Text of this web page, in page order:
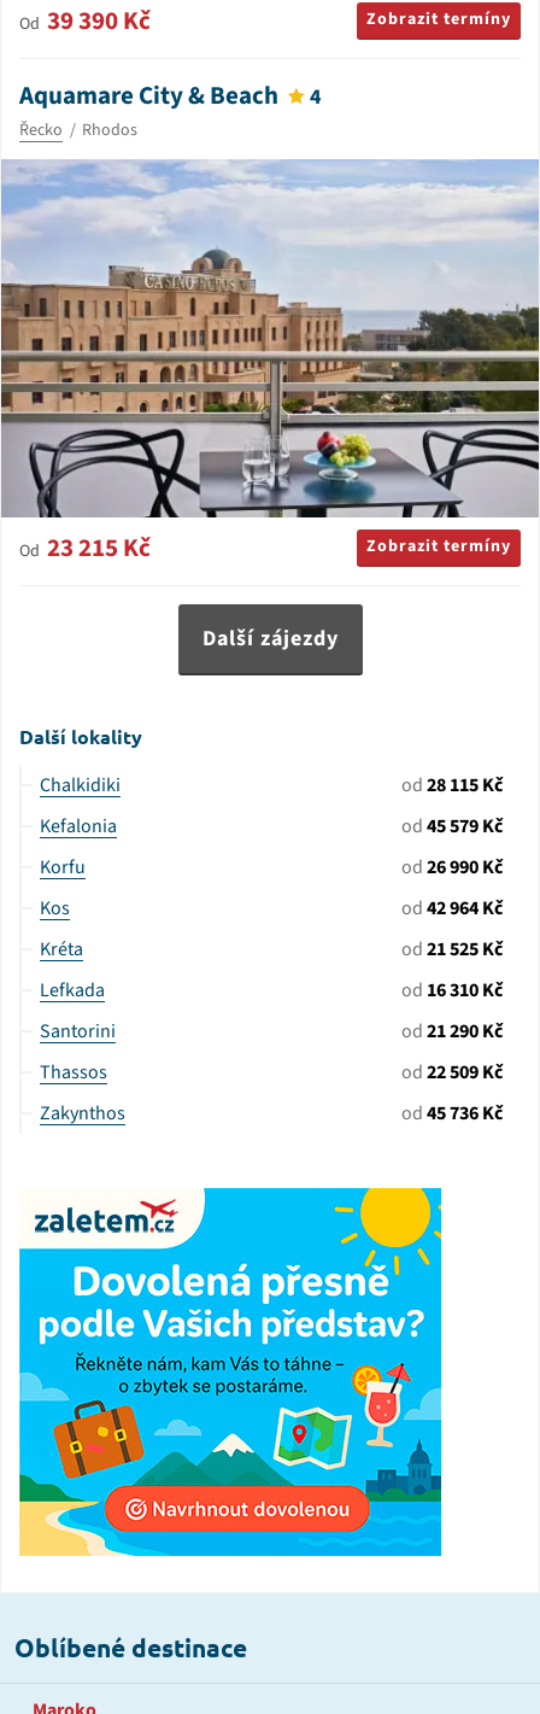
Od 39 390 Kč Zobrazit termíny
Aquamare City & Beach 4
Řecko Rhodos
Od 23 215 Kč Zobrazit termíny
Další zájezdy
Další lokality
Chalkidiki od28 115 Kč
Kefalonia
od45 579 Kč
Korfu
od26 990 Kč
Kos
od42 964 Kč
Kréta
od21 525 Kč
Lefkada
od 16 310 Kč
Santorini
od21 290 Kč
Thassos
od22 509 Kč
Zakynthos
od45 736 Kč
Oblíbené destinace